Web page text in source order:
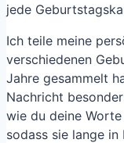
jede
Ich teile meine
verschiedenen
Jahre gesammelt
Nachricht
wie du deine
sodass sie lange